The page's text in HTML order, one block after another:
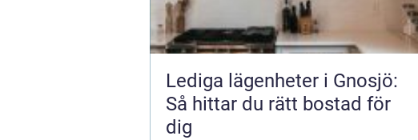
Lediga lägenheter i Gnosjö:
Så hittar du rätt bostad för
dig